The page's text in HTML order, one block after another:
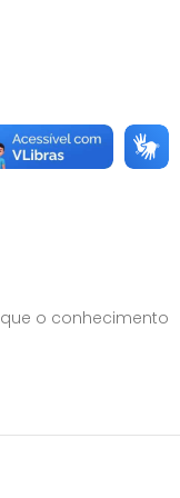
o conhecimento